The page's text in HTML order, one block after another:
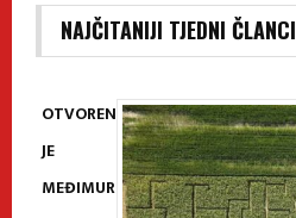
NAJČITANIJI TJEDNI ČLANCI
OTVOREN
JE
MEĐIMUR